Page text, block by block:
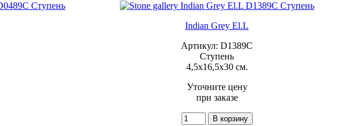
Indian Grey El.L
Артикул: D1389C
Ступень
4,5x16,5x30 см.
Уточните цену
при заказе